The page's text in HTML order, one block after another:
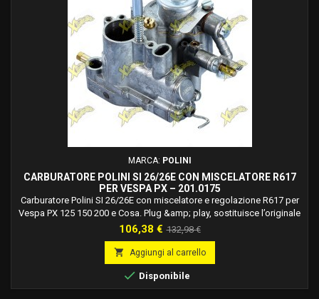
MARCA: POLINI
CARBURATORE POLINI SI 26/26E CON MISCELATORE R617
PER VESPA PX – 201.0175
Carburatore Polini SI 26/26E con miscelatore e regolazione R617 per
Vespa PX 125 150 200 e Cosa. Plug &amp; play, sostituisce l’originale
senza modifiche. Codice 201.0175.
Prezzo
106,38 € Prezzo
base
132,98 €
 Aggiungi al carrello
 Disponibile